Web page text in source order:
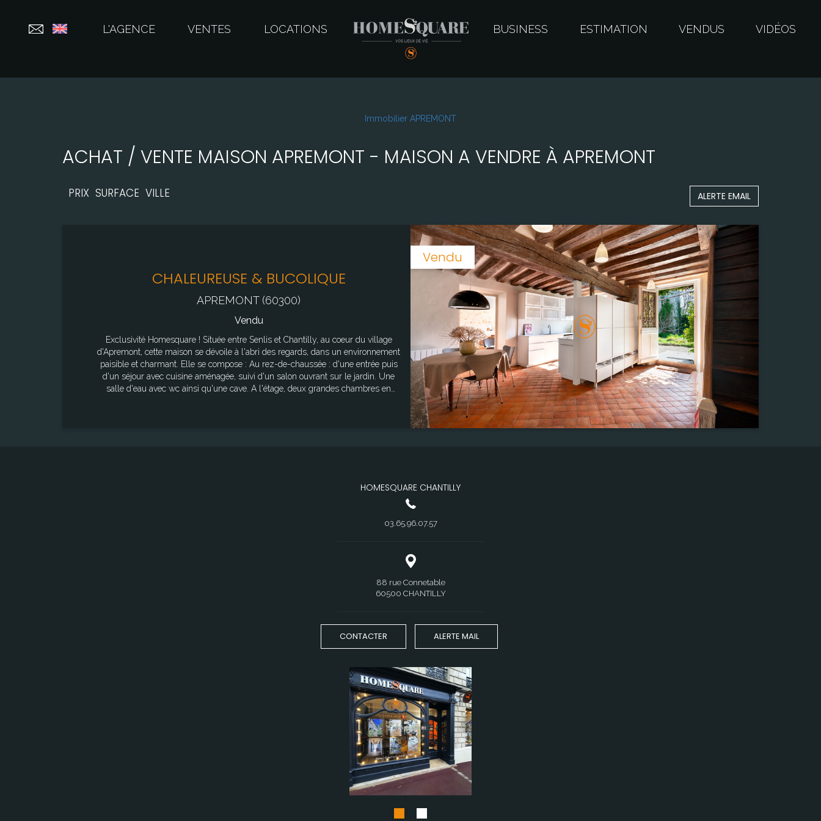
LOCATIONS
VENTES
L'AGENCE BUSINESS ESTIMATION VENDUS VIDÉOS
Immobilier APREMONT
ACHAT / VENTE MAISON APREMONT - MAISON A VENDRE À APREMONT
PRIX SURFACE VILLE ALERTE EMAIL
CHALEUREUSE & BUCOLIQUE
APREMONT (60300)
Vendu
Exclusivité Homesquare ! Située entre Senlis et Chantilly, au coeur du village
d'Apremont, cette maison se dévoile à l'abri des regards, dans un environnement
paisible et charmant. Elle se compose : Au rez-de-chaussée : d'une entrée puis
d'un séjour avec cuisine aménagée, suivi d'un salon ouvrant sur le jardin. Une
salle d'eau avec wc ainsi qu'une cave. A l'étage, deux grandes chambres en
auxquels ce bien est exposé sont disponibles sur le site Géorisques :
Surface
110,00 m²
Terrain
695,00 m²
Pièce(s)
4
Chambre(s)
2
Vendu
HOMESQUARE CHANTILLY
03.65.96.07.57
88 rue Connetable
60500 CHANTILLY
CONTACTER ALERTE MAIL